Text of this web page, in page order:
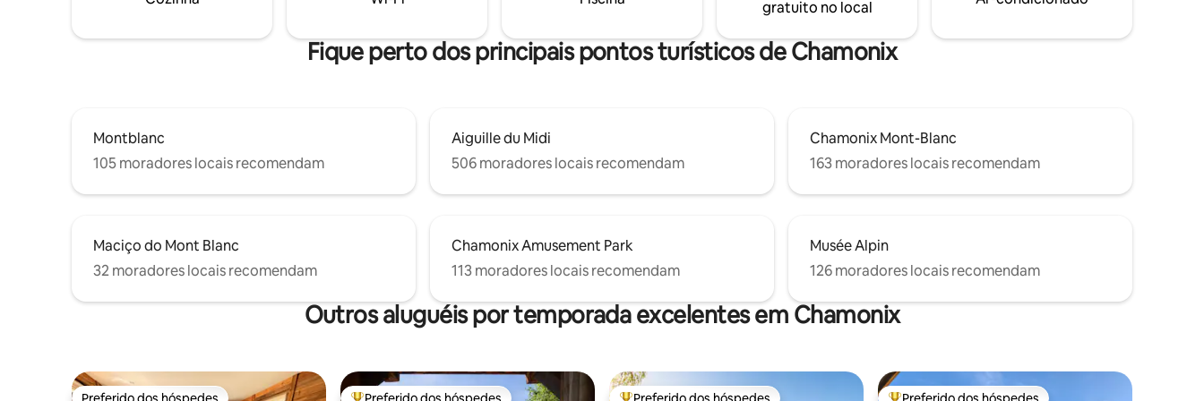
com superfícies de granito e
caminhada ao longo do belo caminho do
gratuito no local
Fique perto dos principais pontos turísticos de Chamonix
Montblanc
105 moradores locais recomendam
Aiguille du Midi
506 moradores locais recomendam
Chamonix Mont-Blanc
163 moradores locais recomendam
Maciço do Mont Blanc
32 moradores locais recomendam
Chamonix Amusement Park
113 moradores locais recomendam
Musée Alpin
126 moradores locais recomendam
Outros aluguéis por temporada excelentes em Chamonix